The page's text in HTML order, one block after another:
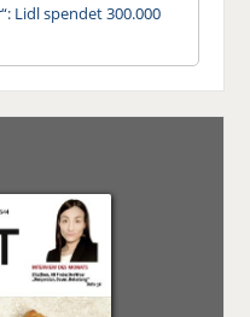
Lidl spendet 300.000